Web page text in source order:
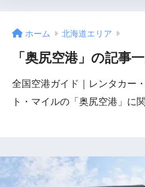
ホーム 北海道エリア
「奥尻空港」の記事
全国空港ガイド｜レンタカー
ト・マイルの「奥尻空港」に